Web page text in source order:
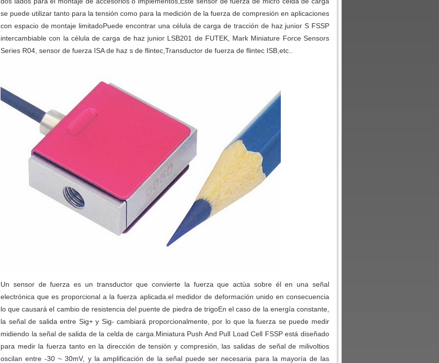
se puede utilizar tanto para la tensión como para la medición de la fuerza de compresión en aplicaciones
con espacio de montaje limitadoPuede encontrar una célula de carga de tracción de haz junior S FSSP
intercambiable con la célula de carga de haz junior LSB201 de FUTEK, Mark Miniature Force Sensors
Series R04, sensor de fuerza ISA de haz s de flintec,Transductor de fuerza de flintec ISB,etc..
Un sensor de fuerza es un transductor que convierte la fuerza que actúa sobre él en una señal
electrónica que es proporcional a la fuerza aplicada.el medidor de deformación unido en consecuencia
lo que causará el cambio de resistencia del puente de piedra de trigoEn el caso de la energía constante,
la señal de salida entre Sig+ y Sig- cambiará proporcionalmente, por lo que la fuerza se puede medir
midiendo la señal de salida de la celda de carga.Miniatura Push And Pull Load Cell FSSP está diseñado
para medir la fuerza tanto en la dirección de tensión y compresión, las salidas de señal de milivoltios
oscilan entre -30 ~ 30mV, y la amplificación de la señal puede ser necesaria para la mayoría de las